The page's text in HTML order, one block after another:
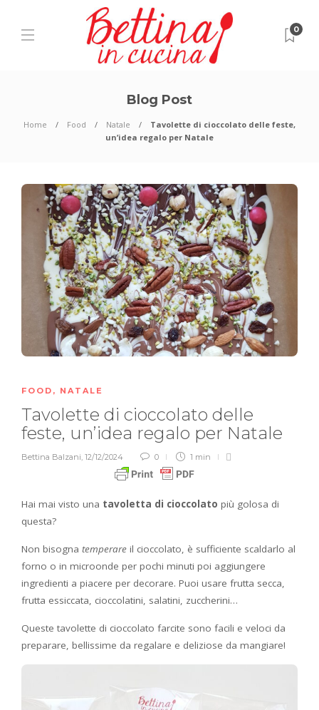
0
Blog Post
Home Food Natale
Tavolette di cioccolato delle feste,
un’idea regalo per Natale
FOOD , NATALE
Tavolette di cioccolato delle
feste, un’idea regalo per Natale
Bettina Balzani, 12/12/2024 0 1 min
Hai mai visto una tavoletta di cioccolato più golosa di
questa?
Non bisogna temperare il cioccolato, è sufficiente scaldarlo al
forno o in microonde per pochi minuti poi aggiungere
ingredienti a piacere per decorare. Puoi usare frutta secca,
frutta essiccata, cioccolatini, salatini, zuccherini…
Queste tavolette di cioccolato farcite sono facili e veloci da
preparare, bellissime da regalare e deliziose da mangiare!